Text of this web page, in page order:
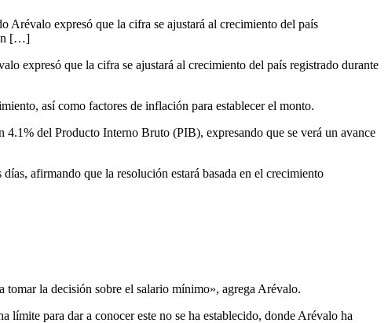
Arévalo expresó que la cifra se ajustará al crecimiento del país
[…]
expresó que la cifra se ajustará al crecimiento del país registrado durante
así como factores de inflación para establecer el monto.
del Producto Interno Bruto (PIB), expresando que se verá un avance
afirmando que la resolución estará basada en el crecimiento
tomar la decisión sobre el salario mínimo», agrega Arévalo.
para dar a conocer este no se ha establecido, donde Arévalo ha